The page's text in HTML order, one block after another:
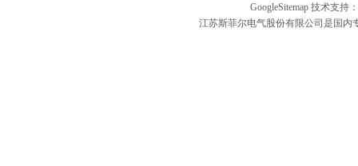
GoogleSitemap技术支持
江苏斯菲尔电气股份有限公司是国内